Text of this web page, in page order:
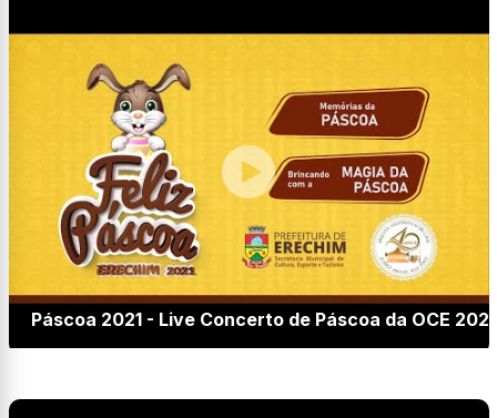
Páscoa 2021 - Live Concerto de Páscoa da OCE 2021